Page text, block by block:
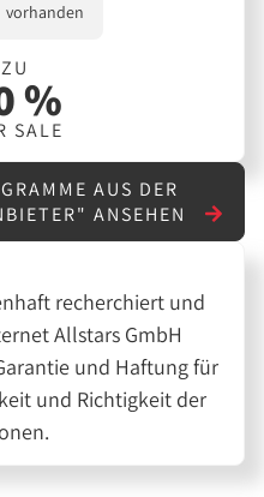
vorhanden
%
SALE
AUS DER
ANSEHEN
recherchiert und
Allstars GmbH
und Haftung für
und Richtigkeit der